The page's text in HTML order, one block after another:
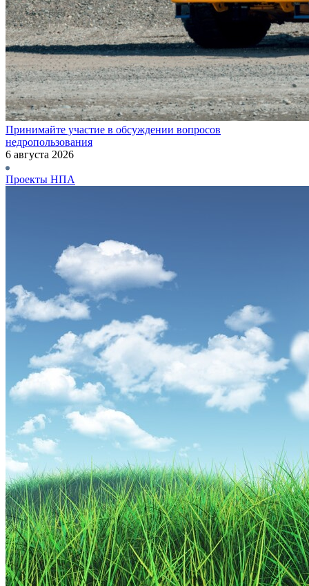
Принимайте участие в обсуждении вопросов
недропользования
6 августа 2026
Проекты НПА